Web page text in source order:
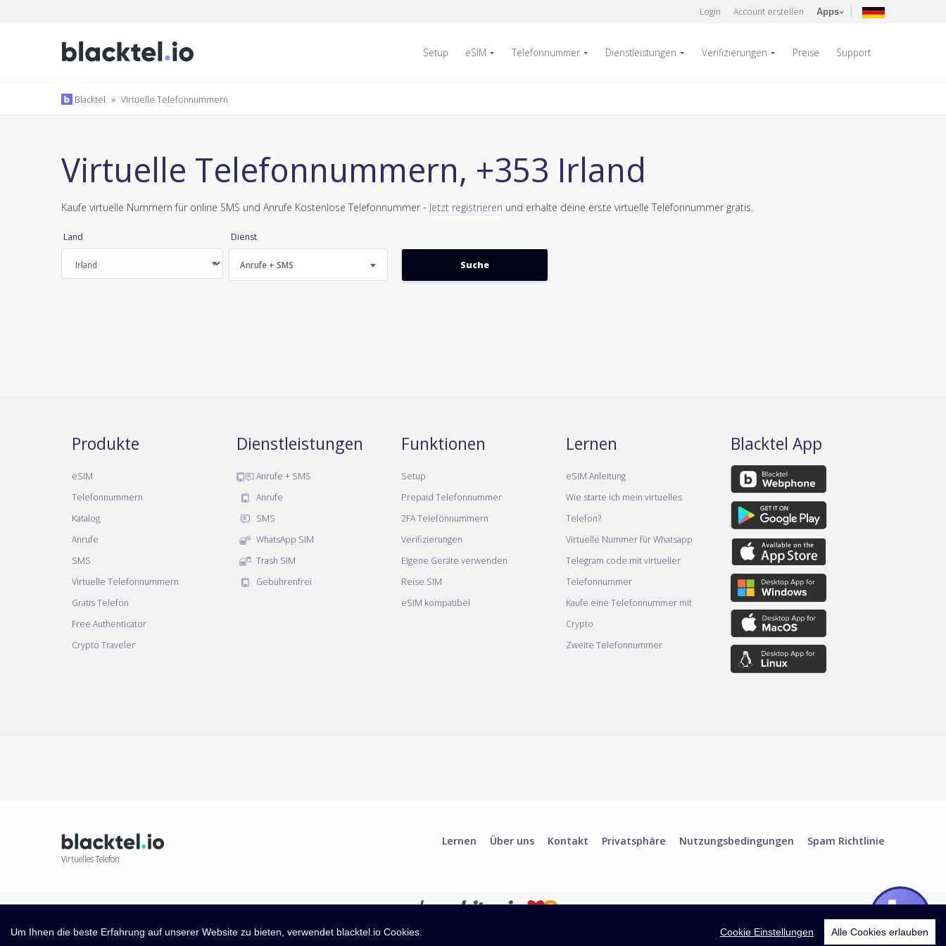
Login Account erstellen Apps
Setup eSIM Telefonnummer Dienstleistungen Verifizierungen Preise Support
Blacktel » Virtuelle Telefonnummern
Virtuelle Telefonnummern, +353 Irland
Kaufe virtuelle Nummern für online SMS und Anrufe Kostenlose Telefonnummer - Jetzt registrieren und erhalte deine erste virtuelle Telefonnummer gratis.
Land Dienst
Anrufe + SMS
Produkte
eSIM
Telefonnummern
Katalog
Anrufe
SMS
Virtuelle Telefonnummern
Gratis Telefon
Free Authenticator
Crypto Traveler
Dienstleistungen
Anrufe + SMS
Anrufe
SMS
WhatsApp SIM
Trash SIM
Gebührenfrei
Funktionen
Setup
Prepaid Telefonnummer
2FA Telefonnummern
Verifizierungen
Eigene Geräte verwenden
Reise SIM
eSIM kompatibel
Lernen
eSIM Anleitung
Wie starte ich mein virtuelles
Telefon?
Virtuelle Nummer für Whatsapp
Telegram code mit virtueller
Telefonnummer
Kaufe eine Telefonnummer mit
Crypto
Zweite Telefonnummer
Blacktel App
Virtuelles Telefon
Lernen Über uns Kontakt Privatsphäre Nutzungsbedingungen Spam Richtlinie
Um Ihnen die beste Erfahrung auf unserer Website zu bieten, verwendet blacktel.io Cookies. Cookie Einstellungen Alle Cookies erlauben